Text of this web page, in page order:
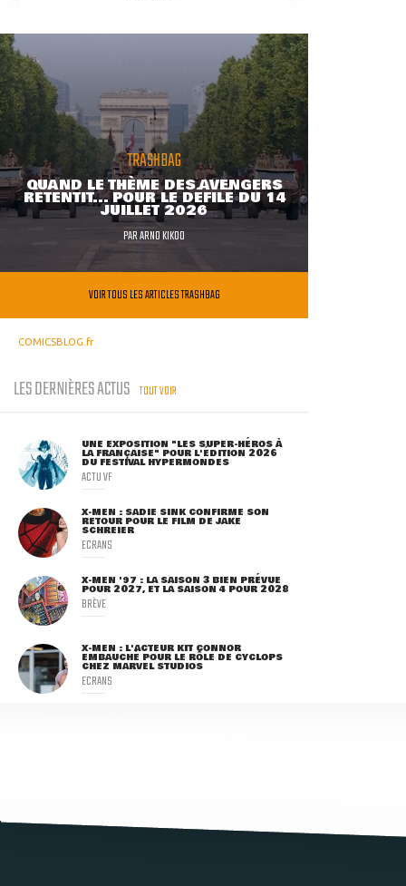
TRASHBAG
QUAND LE THÈME DES AVENGERS
RETENTIT... POUR LE DÉFILÉ DU 14
JUILLET 2026
PARARNO KIKOO
VOIR TOUS LES ARTICLES TRASHBAG
COMICSBLOG.fr
LES DERNIÈRES ACTUS TOUT VOIR
UNE EXPOSITION "LES SUPER-HÉROS À
LA FRANÇAISE" POUR L'ÉDITION 2026
DU FESTIVAL HYPERMONDES
ACTU VF
X-MEN : SADIE SINK CONFIRME SON
RETOUR POUR LE FILM DE JAKE
SCHREIER
ECRANS
X-MEN '97 : LA SAISON 3 BIEN PRÉVUE
POUR 2027, ET LA SAISON 4 POUR 2028
BRÈVE
X-MEN : L'ACTEUR KIT CONNOR
EMBAUCHÉ POUR LE RÔLE DE CYCLOPS
CHEZ MARVEL STUDIOS
ECRANS